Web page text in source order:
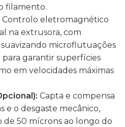
filamento.
Controlo eletromagnético
na extrusora, com
microflutuações
garantir superfícies
em velocidades máximas
Capta e compensa
e o desgaste mecânico,
50 mícrons ao longo do